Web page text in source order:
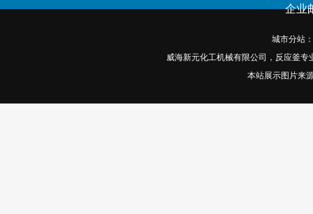
企业
城市分站：
威海新元化工机械有限公司，反应釜
本站展示图片来